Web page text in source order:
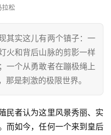
拉松
其实这儿有两个镇子：一
火和背后山脉的剪影一样
一个从勇敢者在蹦极绳上
是刺激的极限世界。
民者认为这里风景秀丽、实
而如今，任何一个来到皇后